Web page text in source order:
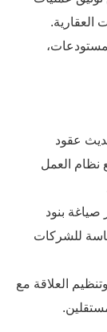
العقارية.
عقود
نظام العمل
بنود
للشركات
العلاقة مع